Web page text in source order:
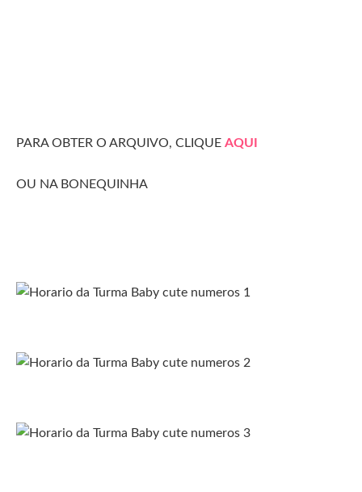
PARA OBTER O ARQUIVO, CLIQUE AQUI
OU NA BONEQUINHA